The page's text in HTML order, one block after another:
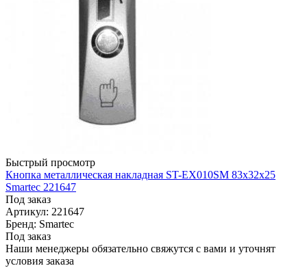
Быстрый просмотр
Кнопка металлическая накладная ST-EX010SM 83х32х25
Smartec 221647
Под заказ
Артикул: 221647
Бренд: Smartec
Под заказ
Наши менеджеры обязательно свяжутся с вами и уточнят
условия заказа